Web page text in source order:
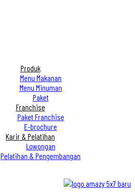
Produk
Menu Makanan
Menu Minuman
Paket
Franchise
Paket Franchise
E-brochure
Karir & Pelatihan
Lowongan
Pelatihan & Pengembangan